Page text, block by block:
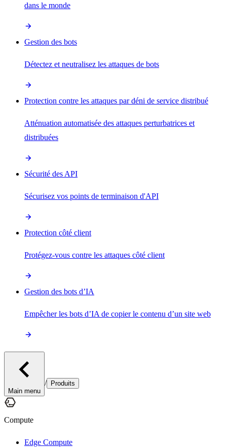
dans le monde
Gestion des bots
Détectez et neutralisez les attaques de bots
Protection contre les attaques par déni de service distribué
Atténuation automatisée des attaques perturbatrices et
distribuées
Sécurité des API
Sécurisez vos points de terminaison d'API
Protection côté client
Protégez-vous contre les attaques côté client
Gestion des bots d’IA
Empêcher les bots d’IA de copier le contenu d’un site web
Main menu
/ Produits
Compute
Edge Compute